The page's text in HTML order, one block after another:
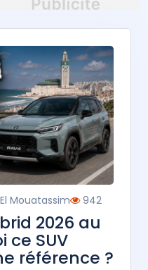
Mouatassim 942
2026 au
ce SUV
référence ?